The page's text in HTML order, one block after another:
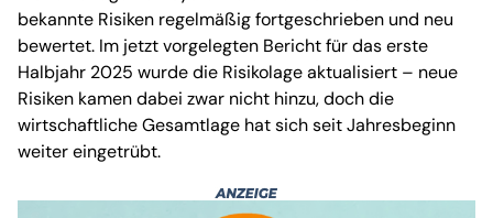
bekannte Risiken regelmäßig fortgeschrieben und neu
bewertet. Im jetzt vorgelegten Bericht für das erste
Halbjahr 2025 wurde die Risikolage aktualisiert – neue
Risiken kamen dabei zwar nicht hinzu, doch die
wirtschaftliche Gesamtlage hat sich seit Jahresbeginn
weiter eingetrübt.